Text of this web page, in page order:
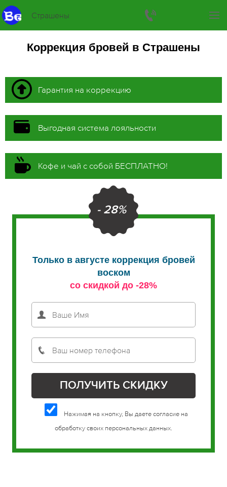
Страшены
Коррекция бровей в Страшены
Гарантия на коррекцию
Выгодная система лояльности
Кофе и чай с собой БЕСПЛАТНО!
- 28%
Только в августе коррекция бровей
воском
со скидкой до -28%
Нажимая на кнопку, Вы даете согласие на
обработку своих персональных данных.